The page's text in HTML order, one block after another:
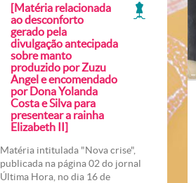
[Matéria relacionada
ao desconforto
gerado pela
divulgação antecipada
sobre manto
produzido por Zuzu
Angel e encomendado
por Dona Yolanda
Costa e Silva para
presentear a rainha
Elizabeth II]
Matéria intitulada "Nova crise",
publicada na página 02 do jornal
Última Hora, no dia 16 de